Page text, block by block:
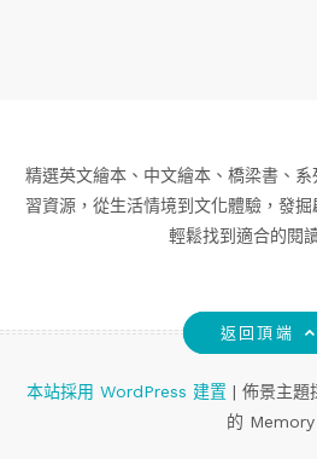
精選英文繪本、中文繪本、橋梁書、
習資源，從生活情境到文化體驗，發掘
輕鬆找到適合的閱
返回頂端
本站採用 WordPress 建置 | 佈景主題
的 Memory